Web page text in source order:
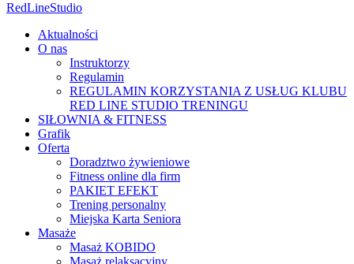
RedLineStudio
Aktualności
O nas
Instruktorzy
Regulamin
REGULAMIN KORZYSTANIA Z USŁUG KLUBU
RED LINE STUDIO TRENINGU
SIŁOWNIA & FITNESS
Grafik
Oferta
Doradztwo żywieniowe
Fitness online dla firm
PAKIET EFEKT
Trening personalny
Miejska Karta Seniora
Masaże
Masaż KOBIDO
Masaż relaksacyjny